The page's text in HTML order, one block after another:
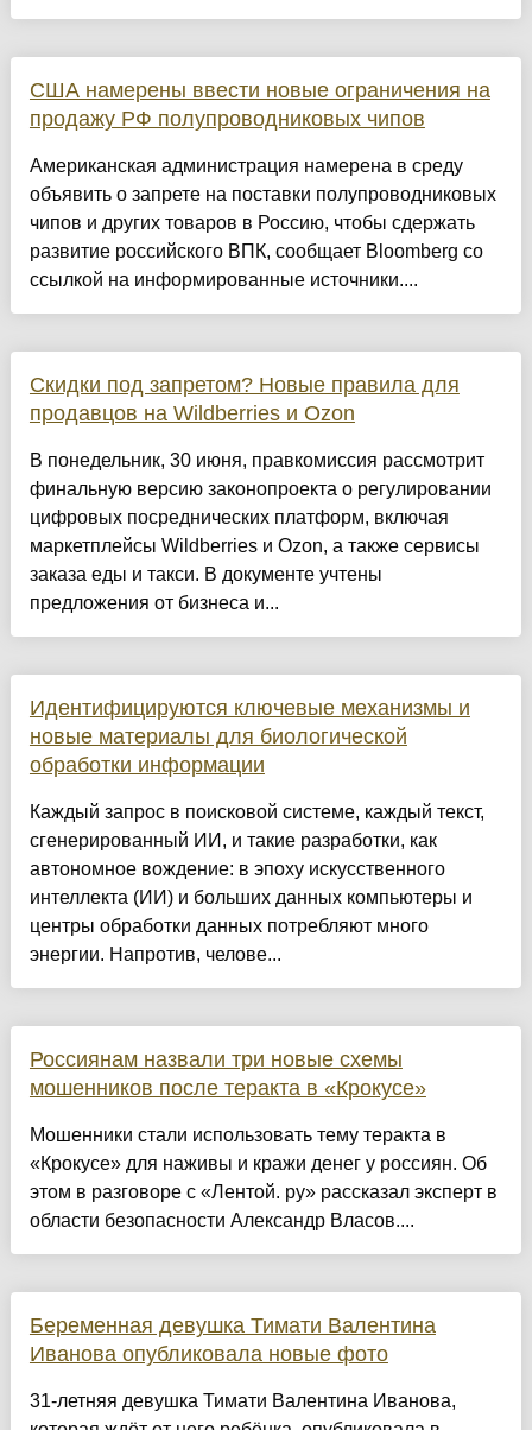
США намерены ввести новые ограничения на
продажу РФ полупроводниковых чипов
Американская администрация намерена в среду
объявить о запрете на поставки полупроводниковых
чипов и других товаров в Россию, чтобы сдержать
развитие российского ВПК, сообщает Bloomberg со
ссылкой на информированные источники....
Скидки под запретом? Новые правила для
продавцов на Wildberries и Ozon
В понедельник, 30 июня, правкомиссия рассмотрит
финальную версию законопроекта о регулировании
цифровых посреднических платформ, включая
маркетплейсы Wildberries и Ozon, а также сервисы
заказа еды и такси. В документе учтены
предложения от бизнеса и...
Идентифицируются ключевые механизмы и
новые материалы для биологической
обработки информации
Каждый запрос в поисковой системе, каждый текст,
сгенерированный ИИ, и такие разработки, как
автономное вождение: в эпоху искусственного
интеллекта (ИИ) и больших данных компьютеры и
центры обработки данных потребляют много
энергии. Напротив, челове...
Россиянам назвали три новые схемы
мошенников после теракта в «Крокусе»
Мошенники стали использовать тему теракта в
«Крокусе» для наживы и кражи денег у россиян. Об
этом в разговоре с «Лентой. ру» рассказал эксперт в
области безопасности Александр Власов....
Беременная девушка Тимати Валентина
Иванова опубликовала новые фото
31-летняя девушка Тимати Валентина Иванова,